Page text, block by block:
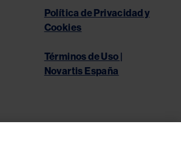
Política de Privacidad y
Cookies
Términos de Uso |
Novartis España